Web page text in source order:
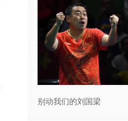
别动我们的刘国梁